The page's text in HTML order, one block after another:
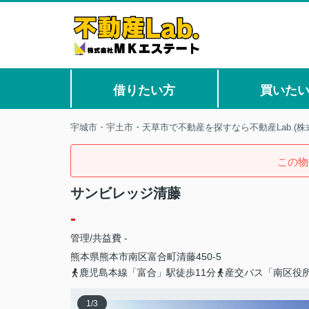
借りたい方 買いた
宇城市・宇土市・天草市で不動産を探すなら不動産Lab.(
この
サンビレッジ清藤
-
管理/共益費 -
熊本県熊本市南区富合町清藤450-5
鹿児島本線「富合」駅徒歩11分
産交バス「南区役
1/3